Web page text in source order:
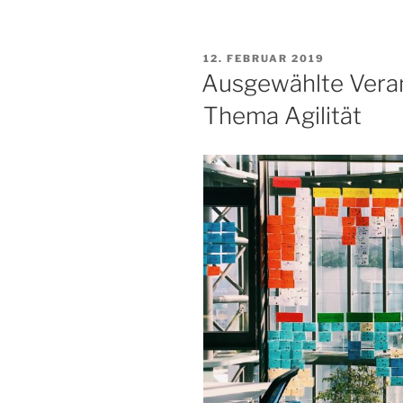
VERÖFFENTLICHT
AM
12. FEBRUAR 2019
Ausgewählte
Thema Agilität